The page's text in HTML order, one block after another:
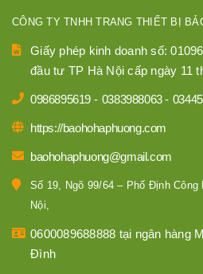
CÔNG TY TNHH TRANG THIẾT BỊ
Giấy phép kinh doanh số:
đầu tư TP Hà Nội cấp ngày 11
0986895619 - 0383988063-
https://baohohaphuong.com
baohohaphuong@gmail.com
Số 19, Ngõ 99/64 – Phố Định
Nội,
0600089688888 tại ngân hàng
Đình